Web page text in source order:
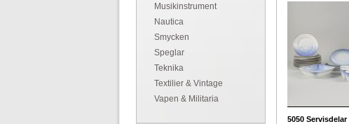
Musikinstrument
Nautica
Smycken
Speglar
Teknika
Textilier & Vintage
Vapen & Militaria
5050Servisdelar